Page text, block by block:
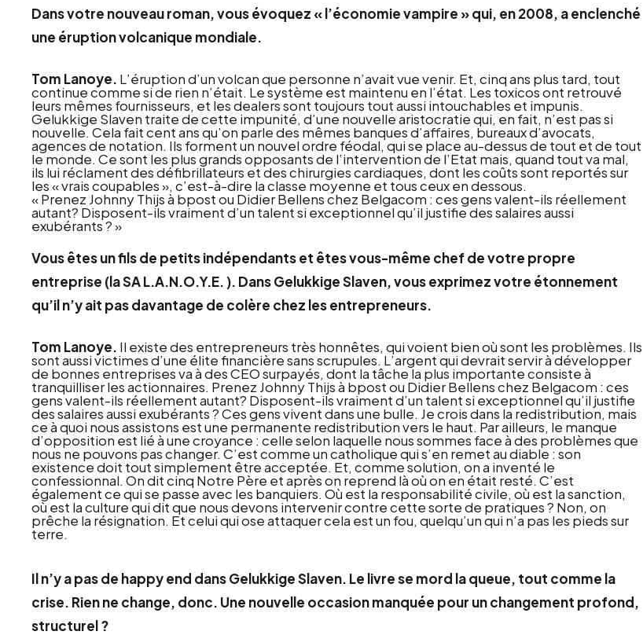
Dans votre nouveau roman, vous évoquez « l’économie vampire » qui, en 2008, a enclenché
une éruption volcanique mondiale.
Tom Lanoye. L’éruption d’un volcan que personne n’avait vue venir. Et, cinq ans plus tard, tout
continue comme si de rien n’était. Le système est maintenu en l’état. Les toxicos ont retrouvé
leurs mêmes fournisseurs, et les dealers sont toujours tout aussi intouchables et impunis.
Gelukkige Slaven traite de cette impunité, d’une nouvelle aristocratie qui, en fait, n’est pas si
nouvelle. Cela fait cent ans qu’on parle des mêmes banques d’affaires, bureaux d’avocats,
agences de notation. Ils forment un nouvel ordre féodal, qui se place au-dessus de tout et de tout
le monde. Ce sont les plus grands opposants de l’intervention de l’Etat mais, quand tout va mal,
ils lui réclament des défibrillateurs et des chirurgies cardiaques, dont les coûts sont reportés sur
les « vrais coupables », c’est-à-dire la classe moyenne et tous ceux en dessous.
« Prenez Johnny Thijs à bpost ou Didier Bellens chez Belgacom : ces gens valent-ils réellement
autant? Disposent-ils vraiment d’un talent si exceptionnel qu’il justifie des salaires aussi
exubérants ? »
Vous êtes un fils de petits indépendants et êtes vous-même chef de votre propre
entreprise (la SA L.A.N.O.Y.E. ). Dans Gelukkige Slaven, vous exprimez votre étonnement
qu’il n’y ait pas davantage de colère chez les entrepreneurs.
Tom Lanoye. Il existe des entrepreneurs très honnêtes, qui voient bien où sont les problèmes. Ils
sont aussi victimes d’une élite financière sans scrupules. L’argent qui devrait servir à développer
de bonnes entreprises va à des CEO surpayés, dont la tâche la plus importante consiste à
tranquilliser les actionnaires. Prenez Johnny Thijs à bpost ou Didier Bellens chez Belgacom : ces
gens valent-ils réellement autant? Disposent-ils vraiment d’un talent si exceptionnel qu’il justifie
des salaires aussi exubérants ? Ces gens vivent dans une bulle. Je crois dans la redistribution, mais
ce à quoi nous assistons est une permanente redistribution vers le haut. Par ailleurs, le manque
d’opposition est lié à une croyance : celle selon laquelle nous sommes face à des problèmes que
nous ne pouvons pas changer. C’est comme un catholique qui s’en remet au diable : son
existence doit tout simplement être acceptée. Et, comme solution, on a inventé le
confessionnal. On dit cinq Notre Père et après on reprend là où on en était resté. C’est
également ce qui se passe avec les banquiers. Où est la responsabilité civile, où est la sanction,
où est la culture qui dit que nous devons intervenir contre cette sorte de pratiques ? Non, on
prêche la résignation. Et celui qui ose attaquer cela est un fou, quelqu’un qui n’a pas les pieds sur
terre.
Il n’y a pas de happy end dans Gelukkige Slaven. Le livre se mord la queue, tout comme la
crise. Rien ne change, donc. Une nouvelle occasion manquée pour un changement profond,
structurel ?